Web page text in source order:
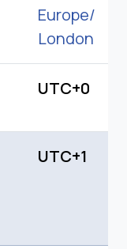
Europe/
London
UTC+0
UTC+1